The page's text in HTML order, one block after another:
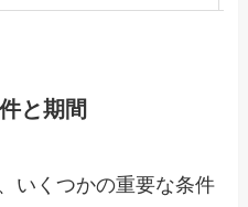
と期間
いくつかの重要な条件